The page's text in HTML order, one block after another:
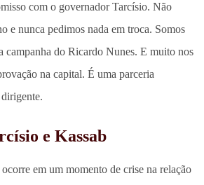
com o governador Tarcísio. Não
e nunca pedimos nada em troca. Somos
campanha do Ricardo Nunes. E muito nos
na capital. É uma parceria
e Kassab
em um momento de crise na relação